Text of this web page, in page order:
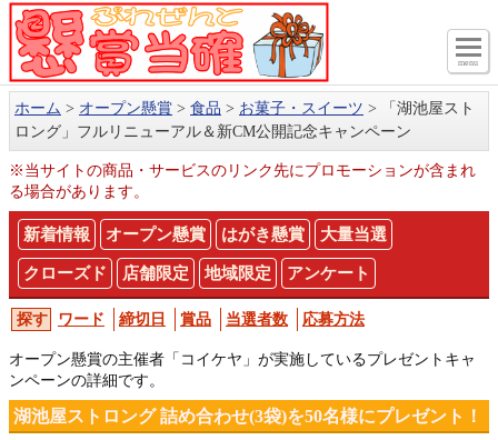
menu
ホーム オープン懸賞 食品 お菓子・スイーツ
「湖池屋スト
ロング」フルリニューアル＆新CM公開記念キャンペーン
※当サイトの商品・サービスのリンク先にプロモーションが含まれ
る場合があります。
新着情報 オープン懸賞 はがき懸賞 大量当選
クローズド 店舗限定 地域限定 アンケート
ワード 締切日 賞品 当選者数 応募方法
オープン懸賞の主催者「コイケヤ」が実施しているプレゼントキャ
ンペーンの詳細です。
湖池屋ストロング 詰め合わせ(3袋)を50名様にプレゼント！